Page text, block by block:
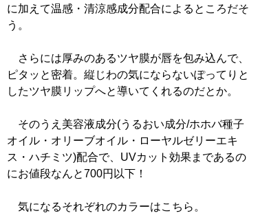
に加えて温感・清涼感成分配合によるところだそ
う。
さらには厚みのあるツヤ膜が唇を包み込んで、
ピタッと密着。縦じわの気にならないぽってりと
したツヤ膜リップへと導いてくれるのだとか。
そのうえ美容液成分(うるおい成分/ホホバ種子
オイル・オリーブオイル・ローヤルゼリーエキ
ス・ハチミツ)配合で、UVカット効果まであるの
にお値段なんと700円以下！
気になるそれぞれのカラーはこちら。